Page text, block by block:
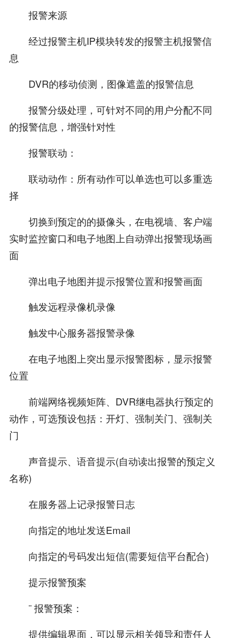
报警来源
经过报警主机IP模块转发的报警主机报警信
息
DVR的移动侦测，图像遮盖的报警信息
报警分级处理，可针对不同的用户分配不同
的报警信息，增强针对性
报警联动：
联动动作：所有动作可以单选也可以多重选
择
切换到预定的的摄像头，在电视墙、客户端
实时监控窗口和电子地图上自动弹出报警现场画
面
弹出电子地图并提示报警位置和报警画面
触发远程录像机录像
触发中心服务器报警录像
在电子地图上突出显示报警图标，显示报警
位置
前端网络视频矩阵、DVR继电器执行预定的
动作，可选预设包括：开灯、强制关门、强制关
门
声音提示、语音提示(自动读出报警的预定义
名称)
在服务器上记录报警日志
向指定的地址发送Email
向指定的号码发出短信(需要短信平台配合)
提示报警预案
¨ 报警预案：
提供编辑界面，可以显示相关领导和责任人